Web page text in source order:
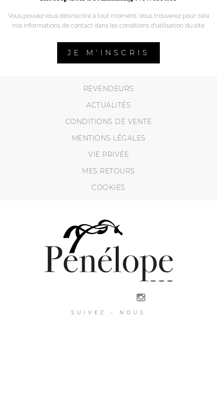
Vous pouvez vous désinscrire à tout moment. Vous trouverez pour cela
nos informations de contact dans les conditions d'utilisation du site.
JE M’INSCRIS
REVENDEURS
ACTUALITÉS
CONDITIONS DE VENTE
MENTIONS LÉGALES
VIE PRIVÉE
MES RETOURS
COOKIES
SUIVEZ - NOUS